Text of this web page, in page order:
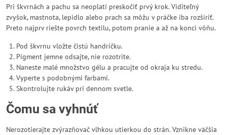
Pri škvrnách a pachu sa neoplatí preskočiť prvý krok. Viditeľný
zvyšok, mastnota, lepidlo alebo prach sa môžu v práčke iba rozšíriť.
Preto najprv riešte povrch textilu, potom pranie a až na konci vôňu.
Pod škvrnu vložte čistú handričku.
Pigment jemne odsajte, nie rozotrite.
Naneste malé množstvo gélu a pracujte od okraja ku stredu.
Vyperte s podobnými farbami.
Skontrolujte rukáv pri dennom svetle.
Čomu sa vyhnúť
Nerozotierajte zvýrazňovač vlhkou utierkou do strán. Vznikne väčšia